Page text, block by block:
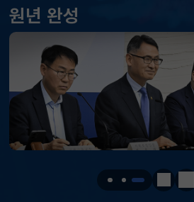
원년 완성
정지
KOSDAQ
국고채(3년)
달러-원
KOSPI
KOSDAQ